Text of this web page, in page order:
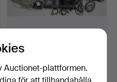
Mixerbord, Cassette
recorder, mikrofoner 3…
Klubbades 25 jan 2023
Auctionet-plattformen.